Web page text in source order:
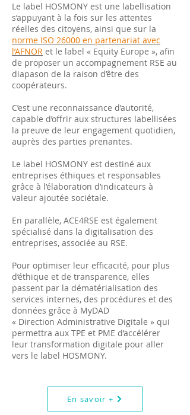
Le label HOSMONY est une labellisation
s’appuyant à la fois sur les attentes
réelles des citoyens, ainsi que sur la
norme ISO 26000 en partenariat avec
l’AFNOR et le label « Equity Europe », afin
de proposer un accompagnement RSE au
diapason de la raison d’être des
coopérateurs.
C’est une reconnaissance d’autorité,
capable d’offrir aux structures labellisées
la preuve de leur engagement quotidien,
auprès des parties prenantes.
Le label HOSMONY est destiné aux
entreprises éthiques et responsables
grâce à l’élaboration d’indicateurs à
valeur ajoutée sociétale.
En parallèle, ACE4RSE est également
spécialisé dans la digitalisation des
entreprises, associée au RSE.
Pour optimiser leur efficacité, pour plus
d’éthique et de transparence, elles
passent par la dématérialisation des
services internes, des procédures et des
données grâce à MyDAD
« Direction Administrative Digitale » qui
permettra aux TPE et PME d’accélérer
leur transformation digitale pour aller
vers le label HOSMONY.
En savoir +